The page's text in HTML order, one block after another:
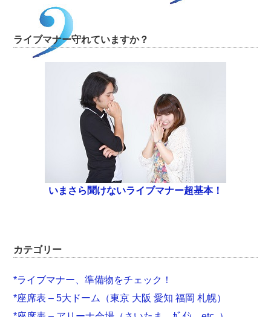
ライブマナー守れていますか？
いまさら聞けないライブマナー超基本！
カテゴリー
*ライブマナー、準備物をチェック！
*座席表 – 5大ドーム（東京 大阪 愛知 福岡 札幌）